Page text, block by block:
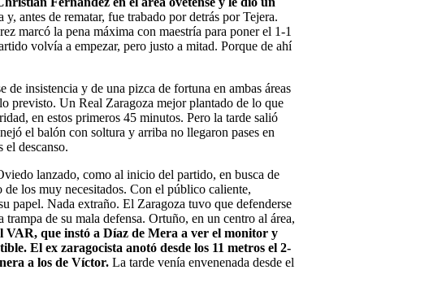
antes de rematar, fue trabado por detrás por Tejera.
marcó la pena máxima con maestría para poner el 1-1
volvía a empezar, pero justo a mitad. Porque de ahí
insistencia y de una pizca de fortuna en ambas áreas
previsto. Un Real Zaragoza mejor plantado de lo que
en estos primeros 45 minutos. Pero la tarde salió
el balón con soltura y arriba no llegaron pases en
el descanso.
lanzado, como al inicio del partido, en busca de
los muy necesitados. Con el público caliente,
papel. Nada extraño. El Zaragoza tuvo que defenderse
de su mala defensa. Ortuño, en un centro al área,
VAR, que instó a Díaz de Mera a ver el monitor y
El ex zaragocista anotó desde los 11 metros el 2-
a los de Víctor. La tarde venía envenenada desde el